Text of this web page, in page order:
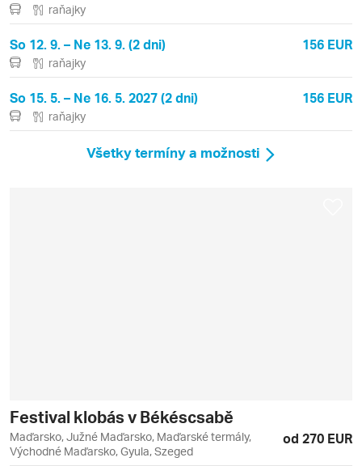
raňajky
So 12. 9. – Ne 13. 9. (2 dni) 156 EUR
raňajky
So 15. 5. – Ne 16. 5. 2027 (2 dni) 156 EUR
raňajky
Všetky termíny a možnosti
Festival klobás v Békéscsabě
Maďarsko, Južné Maďarsko, Maďarské termály,
Východné Maďarsko, Gyula, Szeged
od 270 EUR